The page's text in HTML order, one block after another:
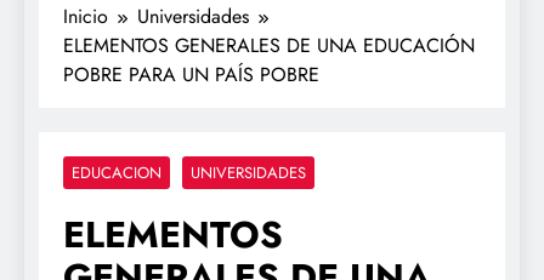
Inicio
Universidades
ELEMENTOS GENERALES DE UNA EDUCACIÓN
POBRE PARA UN PAÍS POBRE
EDUCACION UNIVERSIDADES
ELEMENTOS